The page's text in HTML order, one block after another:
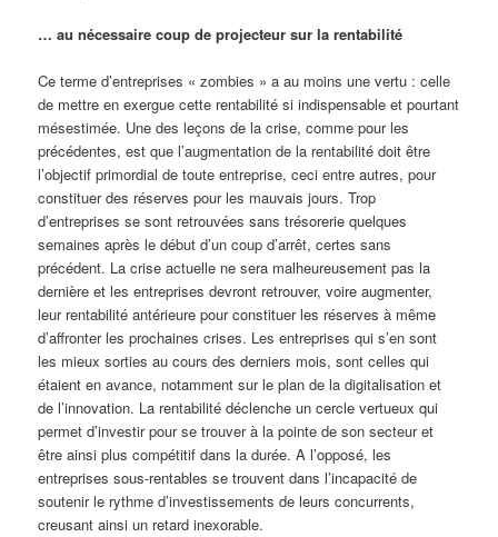
… au nécessaire coup de projecteur sur la rentabilité
Ce terme d’entreprises « zombies » a au moins une vertu : celle
de mettre en exergue cette rentabilité si indispensable et pourtant
mésestimée. Une des leçons de la crise, comme pour les
précédentes, est que l’augmentation de la rentabilité doit être
l’objectif primordial de toute entreprise, ceci entre autres, pour
constituer des réserves pour les mauvais jours. Trop
d’entreprises se sont retrouvées sans trésorerie quelques
semaines après le début d’un coup d’arrêt, certes sans
précédent. La crise actuelle ne sera malheureusement pas la
dernière et les entreprises devront retrouver, voire augmenter,
leur rentabilité antérieure pour constituer les réserves à même
d’affronter les prochaines crises. Les entreprises qui s’en sont
les mieux sorties au cours des derniers mois, sont celles qui
étaient en avance, notamment sur le plan de la digitalisation et
de l’innovation. La rentabilité déclenche un cercle vertueux qui
permet d’investir pour se trouver à la pointe de son secteur et
être ainsi plus compétitif dans la durée. A l’opposé, les
entreprises sous-rentables se trouvent dans l’incapacité de
soutenir le rythme d’investissements de leurs concurrents,
creusant ainsi un retard inexorable.